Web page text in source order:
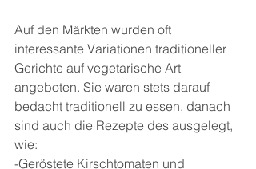
Auf den Märkten wurden oft
interessante Variationen traditioneller
Gerichte auf vegetarische Art
angeboten. Sie waren stets darauf
bedacht traditionell zu essen, danach
sind auch die Rezepte des ausgelegt,
wie:
-Geröstete Kirschtomaten und